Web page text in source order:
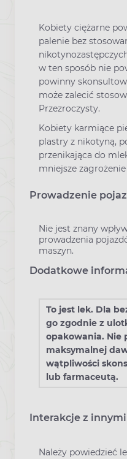
Kobiety ciężarne
palenie bez
w ten sposób nie
powinny
może zalecić
Przezroczysty.
Kobiety karmiące
plastry z nikotyną,
przenikająca do
mniejsze
Prowadzenie
Nie jest znany
prowadzenia
maszyn.
Dodatkowe
To jest lek. Dla
go zgodnie z
opakowania. Nie
maksymalnej
wątpliwości
lub farmaceutą.
Interakcje z
Należy powiedzieć